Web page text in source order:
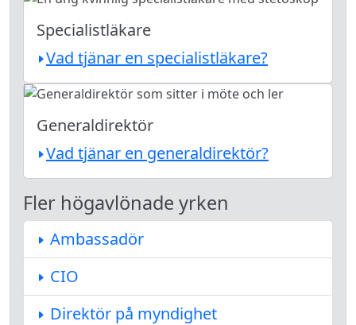
Specialistläkare
Vad tjänar en specialistläkare?
Generaldirektör
Vad tjänar en generaldirektör?
Fler högavlönade yrken
Ambassadör
CIO
Direktör på myndighet